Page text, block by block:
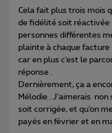
Cela fait plus trois mois
de fidélité soit réactivée
personnes différentes
plainte à chaque facture
car en plus c’est le
réponse .
Dernièrement, ça a
Mélodie . J’aimerais
soit corrigée, et qu’on
payés en février et en